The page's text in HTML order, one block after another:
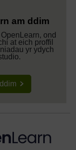
am ddim
ond
at eich proffil
yr ydych